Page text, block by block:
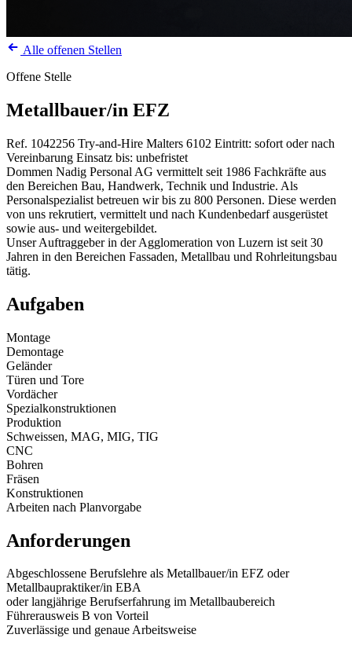
Alle offenen Stellen
Offene Stelle
Metallbauer/in EFZ
Ref. 1042256 Try-and-Hire Malters 6102 Eintritt: sofort oder nach
Vereinbarung Einsatz bis: unbefristet
Dommen Nadig Personal AG vermittelt seit 1986 Fachkräfte aus
den Bereichen Bau, Handwerk, Technik und Industrie. Als
Personalspezialist betreuen wir bis zu 800 Personen. Diese werden
von uns rekrutiert, vermittelt und nach Kundenbedarf ausgerüstet
sowie aus- und weitergebildet.
Unser Auftraggeber in der Agglomeration von Luzern ist seit 30
Jahren in den Bereichen Fassaden, Metallbau und Rohrleitungsbau
tätig.
Aufgaben
Montage
Demontage
Geländer
Türen und Tore
Vordächer
Spezialkonstruktionen
Produktion
Schweissen, MAG, MIG, TIG
CNC
Bohren
Fräsen
Konstruktionen
Arbeiten nach Planvorgabe
Anforderungen
Abgeschlossene Berufslehre als Metallbauer/in EFZ oder
Metallbaupraktiker/in EBA
oder langjährige Berufserfahrung im Metallbaubereich
Führerausweis B von Vorteil
Zuverlässige und genaue Arbeitsweise